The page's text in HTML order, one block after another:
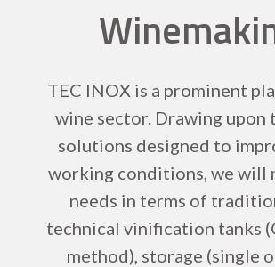
TEC INOX is a prominent
wine sector. Drawing upon
solutions designed to
working conditions, we will
needs in terms of
technical vinification tanks
method), storage (single